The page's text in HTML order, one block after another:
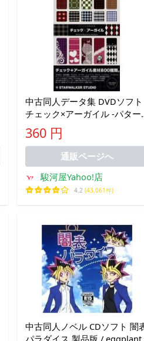
中古同人データ集 DVDソフト
チェック×アーガイル -パター
ン＆背景素材集- /
STARWALKER STUDIO
360 円
通販ページへ
駿河屋Yahoo!店
4.2 (43,061件)
中古同人ノベル CDソフト 闇
パラダイス 製品版 / eggplant